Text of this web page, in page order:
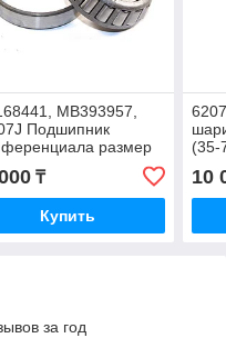
MB393957,
Подшипник
размер
NSK,
IN JAPAN
₸
Купить
(35-
10
за год